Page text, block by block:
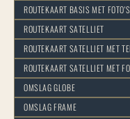
ROUTEKAART BASIS MET FOTO'S
ROUTEKAART SATELLIET
ROUTEKAART SATELLIET MET
ROUTEKAART SATELLIET MET
OMSLAG GLOBE
OMSLAG FRAME